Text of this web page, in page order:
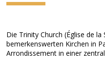
Die Trinity Church (Église de
bemerkenswerten Kirchen in
Arrondissement in einer